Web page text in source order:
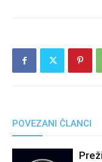
POVEZANI ČLANCI